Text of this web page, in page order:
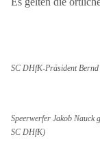
SC DHfK-Präsident
Speerwerfer Jakob Nauck
SC DHfK)